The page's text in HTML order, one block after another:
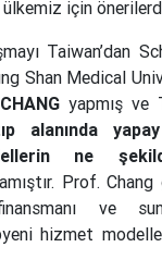
ülkemiz için
Taiwan’dan
Shan Medical
yapmış ve
alanında
ne
Prof.
ve
hizmet